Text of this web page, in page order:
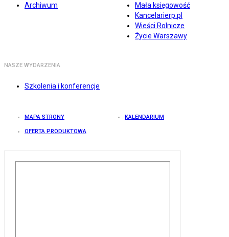
Archiwum
Mała księgowość
Kancelarierp.pl
Wieści Rolnicze
Życie Warszawy
NASZE WYDARZENIA
Szkolenia i konferencje
MAPA STRONY KALENDARIUM
OFERTA PRODUKTOWA